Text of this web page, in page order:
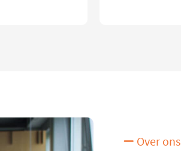
Over ons